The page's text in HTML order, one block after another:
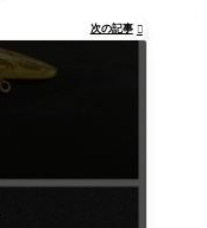
次の記事 